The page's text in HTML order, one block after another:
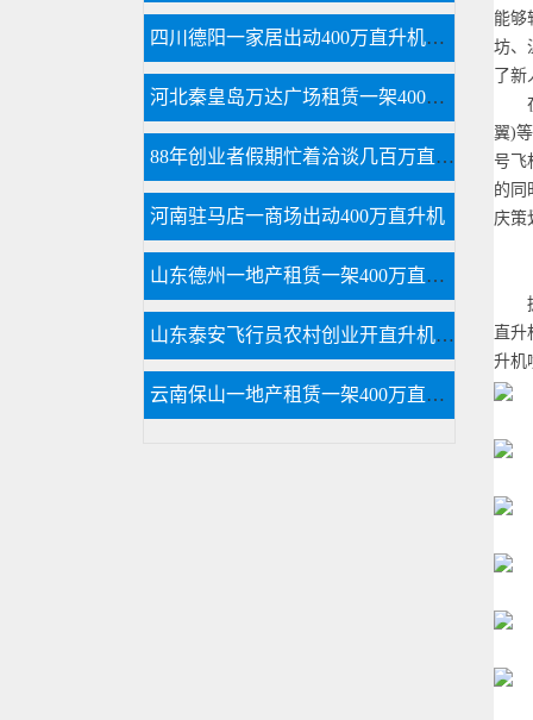
能够
坊、
了
在
翼)
号飞
的同
庆策
据
直升
升机
四川德阳一家居出动400万直升机体验飞行
河北秦皇岛万达广场租赁一架400万直升机助阵
88年创业者假期忙着洽谈几百万直升机生意
河南驻马店一商场出动400万直升机
山东德州一地产租赁一架400万直升机开业庆典
山东泰安飞行员农村创业开直升机拍600亩樱桃园
云南保山一地产租赁一架400万直升机空中看房